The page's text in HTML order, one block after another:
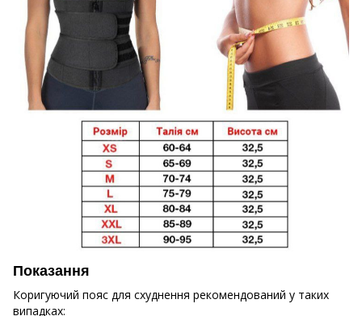
Показання
Коригуючий пояс для схуднення рекомендований у таких
випадках: